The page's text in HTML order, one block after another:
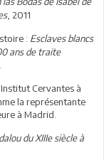
, 2011
: Esclaves blancs
ans de traite
Cervantes à
la représentante
à Madrid.
du XIIIe siècle à